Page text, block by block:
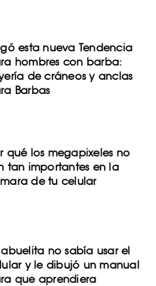
esta nueva Tendencia
hombres con barba:
de cráneos y anclas
Barbas
qué los megapixeles no
tan importantes en la
de tu celular
abuelita no sabía usar el
y le dibujó un manual
que aprendiera